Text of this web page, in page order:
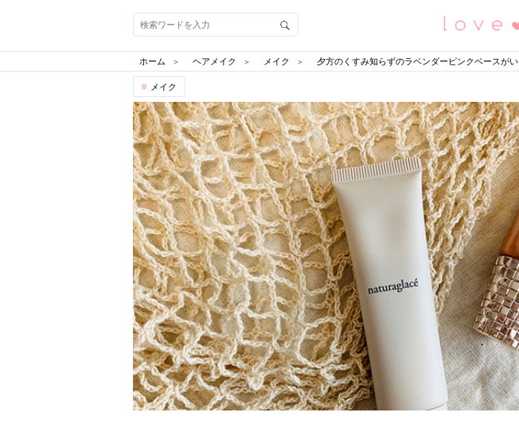
ホーム ヘアメイク メイク 夕方のくすみ知らずのラベンダーピンクベースが
メイク